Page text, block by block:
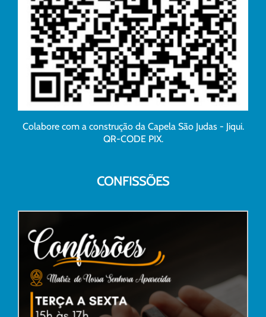
Colabore com a construção da Capela São Judas - Jiqui.
QR-CODE PIX.
CONFISSÕES